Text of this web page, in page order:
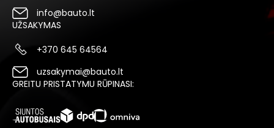
info@bauto.lt
UŽSAKYMAS
+370 645 64564
uzsakymai@bauto.lt
GREITU PRISTATYMU RŪPINASI: